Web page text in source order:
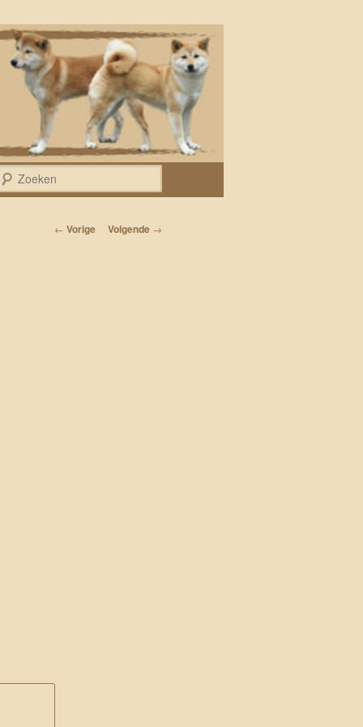
Bericht navigatie
← Vorige Volgende →